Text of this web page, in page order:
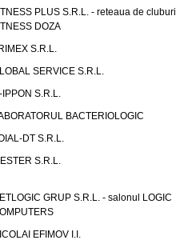
PLUS S.R.L. - reteaua de cluburi
DOZA
S.R.L.
SERVICE S.R.L.
IPPON S.R.L.
BACTERIOLOGIC
DT S.R.L.
S.R.L.
GRUP S.R.L. - salonul LOGIC
EFIMOV I.I.